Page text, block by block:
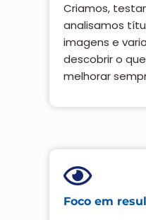
Criamos,
analisamos
imagens e
descobrir o
melhorar
Foco em